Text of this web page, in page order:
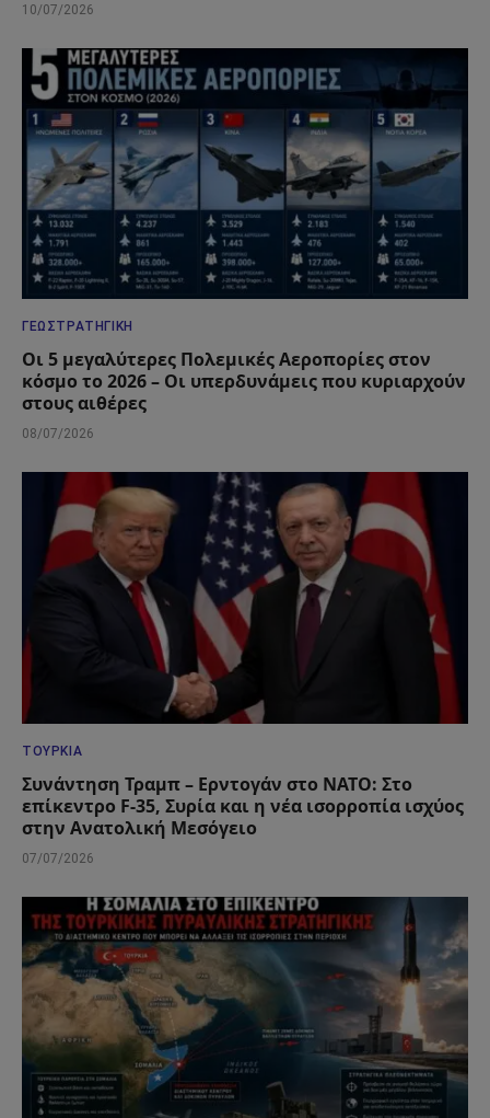
10/07/2026
ΓΕΩΣΤΡΑΤΗΓΙΚΉ
Οι 5 μεγαλύτερες Πολεμικές Αεροπορίες στον
κόσμο το 2026 – Οι υπερδυνάμεις που κυριαρχούν
στους αιθέρες
08/07/2026
ΤΟΥΡΚΊΑ
Συνάντηση Τραμπ – Ερντογάν στο ΝΑΤΟ: Στο
επίκεντρο F-35, Συρία και η νέα ισορροπία ισχύος
στην Ανατολική Μεσόγειο
07/07/2026